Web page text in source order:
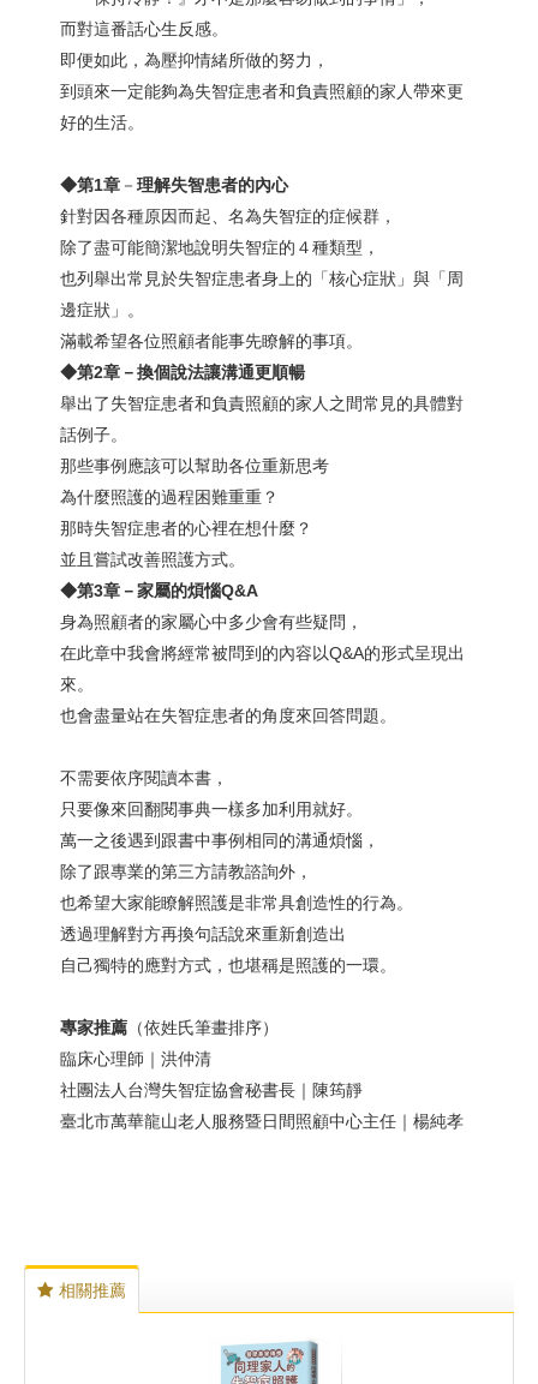
而對這番話心生反感。
即便如此，為壓抑情緒所做的努力，
到頭來一定能夠為失智症患者和負責照顧的家人帶來更
好的生活。
◆第1章 － 理解失智患者的內心
針對因各種原因而起、名為失智症的症候群，
除了盡可能簡潔地說明失智症的４種類型，
也列舉出常見於失智症患者身上的「核心症狀」與「周
邊症狀」。
滿載希望各位照顧者能事先瞭解的事項。
◆第2章－換個說法讓溝通更順暢
舉出了失智症患者和負責照顧的家人之間常見的具體對
話例子。
那些事例應該可以幫助各位重新思考
為什麼照護的過程困難重重？
那時失智症患者的心裡在想什麼？
並且嘗試改善照護方式。
◆第3章－家屬的煩惱Q&A
身為照顧者的家屬心中多少會有些疑問，
在此章中我會將經常被問到的內容以Q&A的形式呈現出
來。
也會盡量站在失智症患者的角度來回答問題。
不需要依序閱讀本書，
只要像來回翻閱事典一樣多加利用就好。
萬一之後遇到跟書中事例相同的溝通煩惱，
除了跟專業的第三方請教諮詢外，
也希望大家能瞭解照護是非常具創造性的行為。
透過理解對方再換句話說來重新創造出
自己獨特的應對方式，也堪稱是照護的一環。
專家推薦 （依姓氏筆畫排序）
臨床心理師｜洪仲清
社團法人台灣失智症協會秘書長｜陳筠靜
臺北市萬華龍山老人服務暨日間照顧中心主任｜楊純孝
相關推薦